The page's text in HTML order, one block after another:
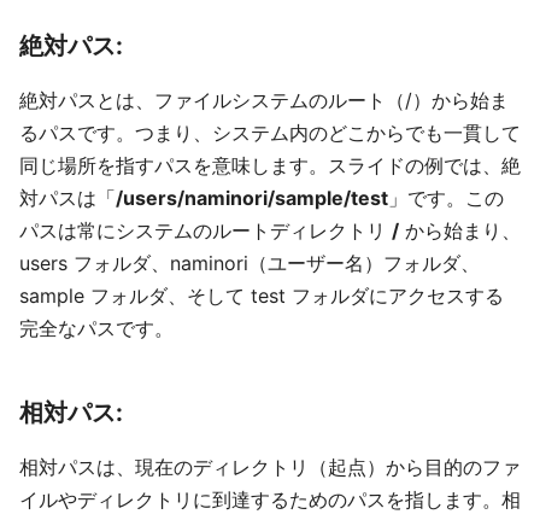
絶対パス:
絶対パスとは、ファイルシステムのルート（/）から始ま
るパスです。つまり、システム内のどこからでも一貫して
同じ場所を指すパスを意味します。スライドの例では、絶
対パスは「/users/naminori/sample/test 」です。この
パスは常にシステムのルートディレクトリ / から始まり、
users フォルダ、naminori（ユーザー名）フォルダ、
sample フォルダ、そして test フォルダにアクセスする
完全なパスです。
相対パス:
相対パスは、現在のディレクトリ（起点）から目的のファ
イルやディレクトリに到達するためのパスを指します。相